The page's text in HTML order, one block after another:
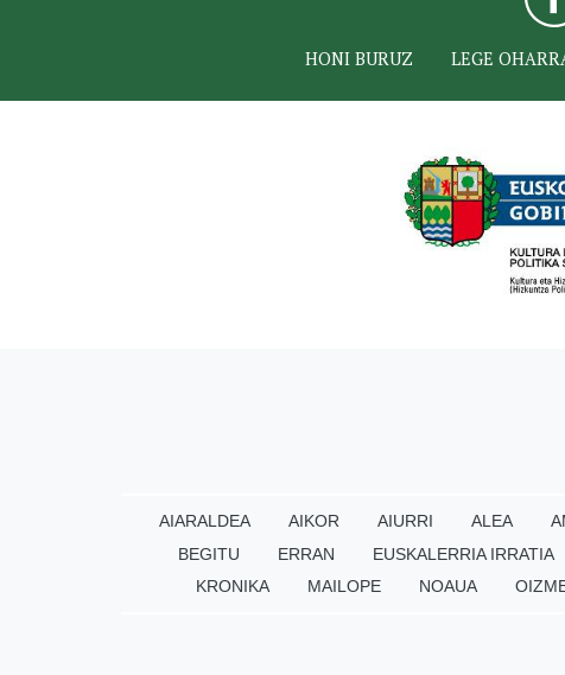
HONI BURUZ LEGE
AIARALDEA AIKOR AIURRI ALEA
BEGITU
ERRAN EUSKALERRIA IRRATIA
KRONIKA
MAILOPE NOAUA